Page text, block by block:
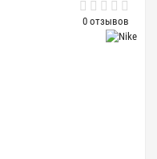
0 отзывов